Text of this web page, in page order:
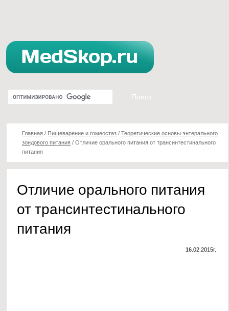
Главная / Пищеварение и гомеостаз /Теоретические основы энтерального
зондового питания /Отличие орального питания от трансинтестинального
питания
Отличие орального питания
от трансинтестинального
питания
16.02.2015г.